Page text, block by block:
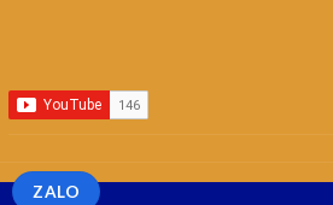
ZALO